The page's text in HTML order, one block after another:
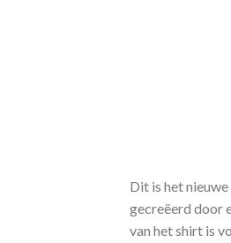
Dit is het
gecreëerd door
van het shirt is